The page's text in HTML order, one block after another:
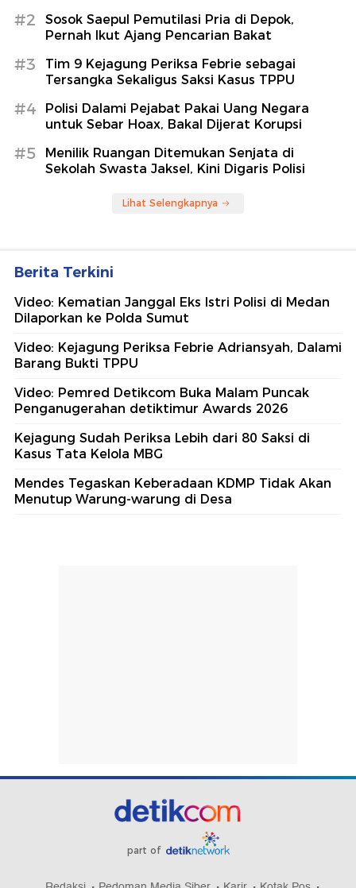
#2
Sosok Saepul Pemutilasi Pria di Depok,
Pernah Ikut Ajang Pencarian Bakat
#3
Tim 9 Kejagung Periksa Febrie sebagai
Tersangka Sekaligus Saksi Kasus TPPU
#4
Polisi Dalami Pejabat Pakai Uang Negara
untuk Sebar Hoax, Bakal Dijerat Korupsi
#5
Menilik Ruangan Ditemukan Senjata di
Sekolah Swasta Jaksel, Kini Digaris Polisi
Lihat Selengkapnya
Berita Terkini
Video: Kematian Janggal Eks Istri Polisi di Medan
Dilaporkan ke Polda Sumut
Video: Kejagung Periksa Febrie Adriansyah, Dalami
Barang Bukti TPPU
Video: Pemred Detikcom Buka Malam Puncak
Penganugerahan detiktimur Awards 2026
Kejagung Sudah Periksa Lebih dari 80 Saksi di
Kasus Tata Kelola MBG
Mendes Tegaskan Keberadaan KDMP Tidak Akan
Menutup Warung-warung di Desa
part of